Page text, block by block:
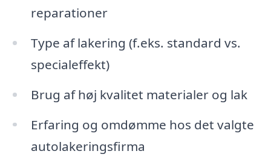
reparationer
Type af lakering (f.eks. standard vs.
specialeffekt)
Brug af høj kvalitet materialer og lak
Erfaring og omdømme hos det valgte
autolakeringsfirma